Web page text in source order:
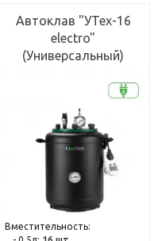
Автоклав "УТех-16
electro"
(Универсальный)
Вместительность: